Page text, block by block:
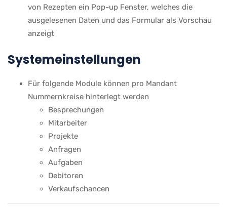
von Rezepten ein Pop-up Fenster, welches die
ausgelesenen Daten und das Formular als Vorschau
anzeigt
Systemeinstellungen
Für folgende Module können pro Mandant
Nummernkreise hinterlegt werden
Besprechungen
Mitarbeiter
Projekte
Anfragen
Aufgaben
Debitoren
Verkaufschancen